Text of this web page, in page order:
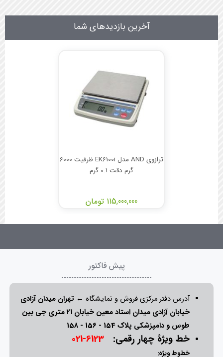
آخرین بازدیدهای شما
ترازوی AND مدل EK6100i ظرفیت 6000
گرم دقت 0.1 گرم
115,000,000 تومان
پیش فاکتور
آدرس دفتر مرکزی فروش و نمایشگاه ← تهران میدان آزادی
خیابان آزادی میدان استاد معین خیابان ۲۱ متری جی بین
طوس و دامپزشکی پلاک 154 - 156 - 158
خط ویژۀ چهار رقمی:6123-021
خطوط ویژه: